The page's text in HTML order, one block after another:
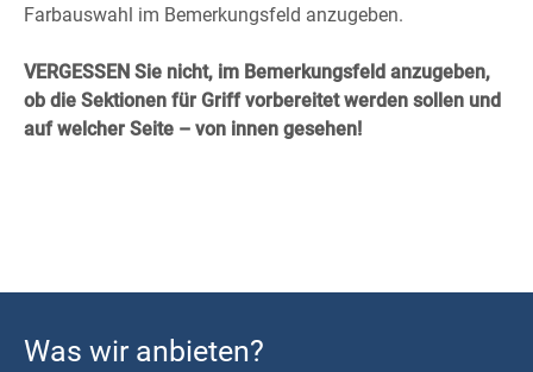
Farbauswahl im Bemerkungsfeld anzugeben.
VERGESSEN Sie nicht, im Bemerkungsfeld anzugeben,
ob die Sektionen für Griff vorbereitet werden sollen und
auf welcher Seite – von innen gesehen!
Was wir anbieten?